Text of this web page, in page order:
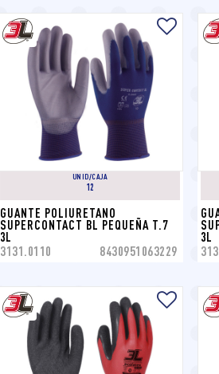
UNID/CAJA
12
GUANTE POLIURETANO
SUPERCONTACT BL PEQUEÑA T.7
3L
3131.0110 8430951063229
3L